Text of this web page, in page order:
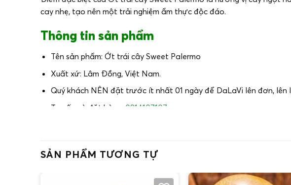
cay nhẹ, tạo nên một trải nghiệm ẩm thực độc đáo.
Thông tin sản phẩm
Tên sản phẩm: Ớt trái cây Sweet Palermo
Xuất xứ: Lâm Đồng, Việt Nam.
Quý khách NÊN đặt trước ít nhất 01 ngày để DaLaVi lên đơn,
Tư vấn và đặt hàng: 0914107107
SẢN PHẨM TƯƠNG TỰ